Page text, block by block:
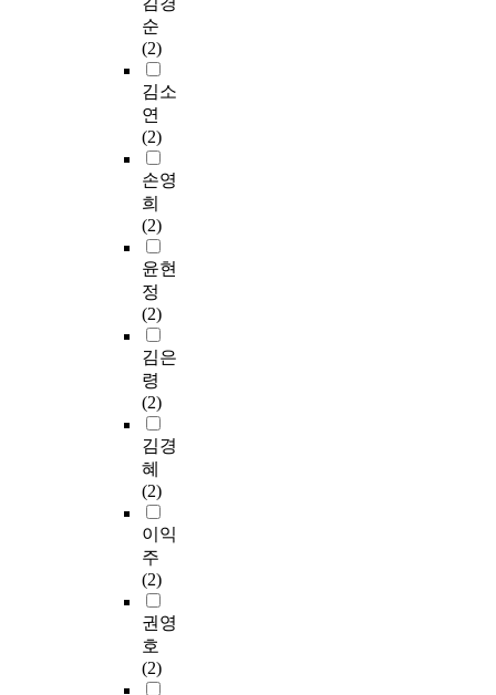
순
(2)
김소
연
(2)
손영
희
(2)
윤현
정
(2)
김은
령
(2)
김경
혜
(2)
이익
주
(2)
권영
호
(2)